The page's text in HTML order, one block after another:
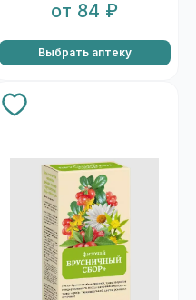
от 84 ₽
Выбрать аптеку